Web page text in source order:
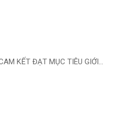
KẾT ĐẠT MỤC TIÊU GIỚI...